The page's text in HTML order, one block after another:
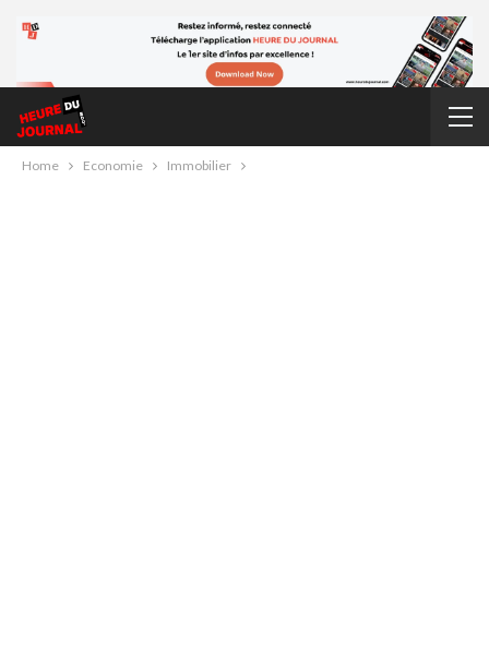
Home Economie Immobilier